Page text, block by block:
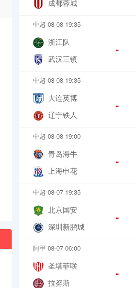
成都蓉城
中超 08-08 19:35
浙江队
武汉三镇
-
中超 08-08 19:35
大连英博
辽宁铁人
-
中超 08-08 19:00
青岛海牛
上海申花
-
中超 08-07 19:35
北京国安
深圳新鹏城
-
阿甲 08-07 06:00
圣塔菲联
拉努斯
-